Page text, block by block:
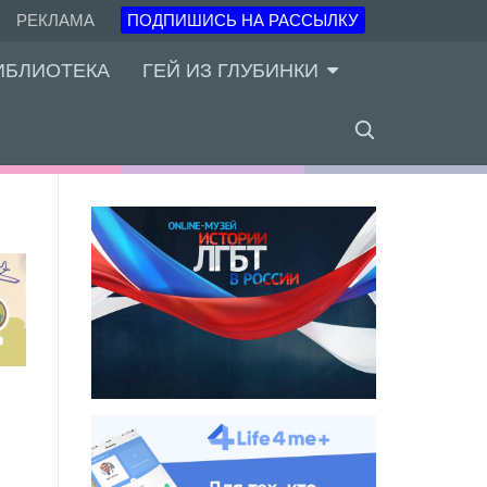
РЕКЛАМА ПОДПИШИСЬ НА РАССЫЛКУ
ГЕЙ ИЗ ГЛУБИНКИ